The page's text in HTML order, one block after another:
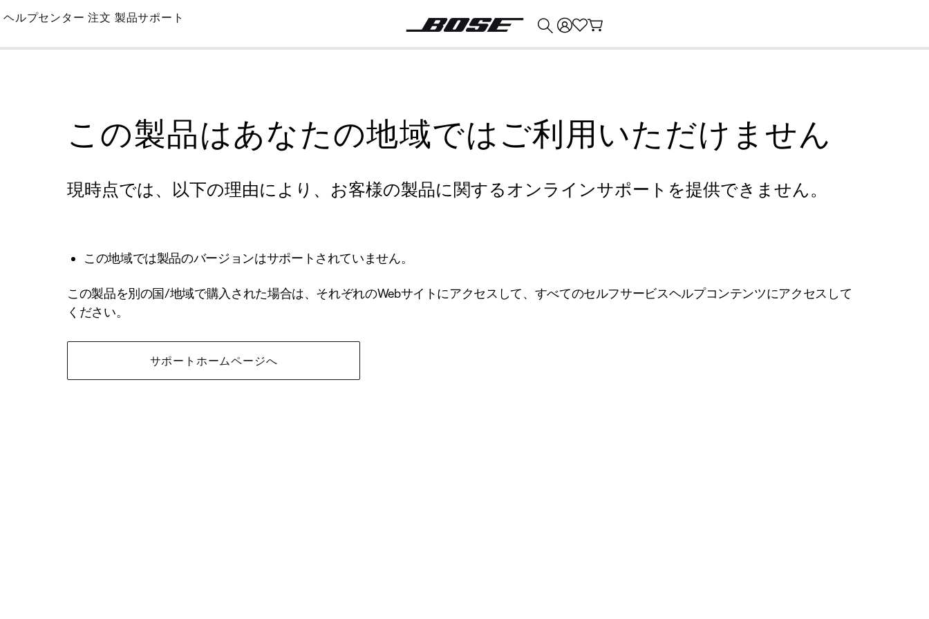
Skip
Main
ヘルプセンター 注文 製品サポート
この製品はあなたの地域ではご利用いただけません
現時点では、以下の理由により、お客様の製品に関するオンラインサポートを提供できません。
この地域では製品のバージョンはサポートされていません。
この製品を別の国/地域で購入された場合は、それぞれのWebサイトにアクセスして、すべてのセルフサービスヘルプコンテンツにアクセスして
ください。
サポートホームページへ